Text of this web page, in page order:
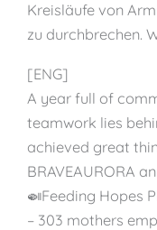
Kreisläufe von
zu durchbrechen.
[ENG]
A year full of
teamwork lies
achieved great
BRAVEAURORA
🍛Feeding Hopes
– 303 mothers